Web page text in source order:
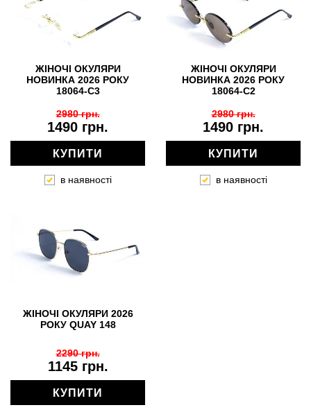
ЖІНОЧІ ОКУЛЯРИ
НОВИНКА 2026 РОКУ
18064-C3
1490 грн.
2980 грн.
КУПИТИ
в наявності
ЖІНОЧІ ОКУЛЯРИ
НОВИНКА 2026 РОКУ
18064-C2
1490 грн.
2980 грн.
КУПИТИ
в наявності
ЖІНОЧІ ОКУЛЯРИ 2026
РОКУ QUAY 148
1145 грн.
2290 грн.
КУПИТИ